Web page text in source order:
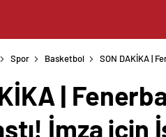
Spor Basketbol
SON DAKİKA |
|
İmza için